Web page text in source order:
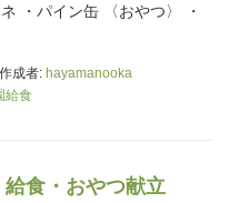
・パイン缶 〈おやつ〉 ・
作成者: hayamanooka
給食
食・おやつ献立